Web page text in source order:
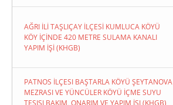
AĞRI İLİ TAŞLIÇAY İLÇESİ KUMLUCA KÖYÜ
KÖY İÇİNDE 420 METRE SULAMA KANALI
YAPIM İŞİ (KHGB)
PATNOS İLÇESI BAŞTARLA KÖYÜ ŞEYTANOVA
MEZRASI VE YÜNCÜLER KÖYÜ İÇME SUYU
TESISI BAKIM, ONARIM VE YAPIM İŞI (KHGB)